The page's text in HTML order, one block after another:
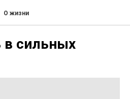
О жизни
в сильных